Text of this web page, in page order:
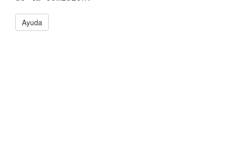
Ayuda